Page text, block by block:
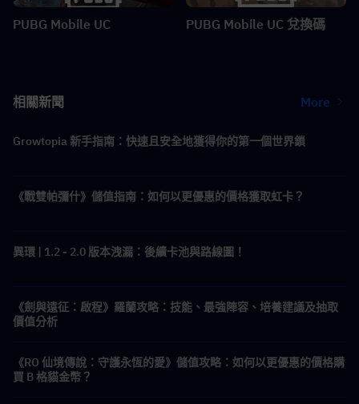
PUBG Mobile UC PUBG Mobile UC 兌換碼
相關新聞 More
Growtopia 新手指南：快速且安全地獲得你的第一個世界鎖
《戰雙帕彌什》儲值指南：如何以更優惠的價格獲取虹卡？
異環 | 1.2 - 2.0 版本洩漏：後續卡池與路線圖！
《劍與遠征：啟程》羅蘭攻略：技能、最強陣容、培養建議及抽取
價值分析
《RO 仙境傳說：守護永恆的愛》儲值攻略：如何以更優惠的價格購
買 B 格貓金幣？